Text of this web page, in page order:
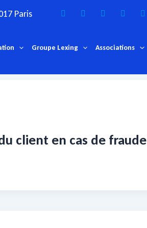
Paris
Groupe Lexing Associations
client en cas de fraude